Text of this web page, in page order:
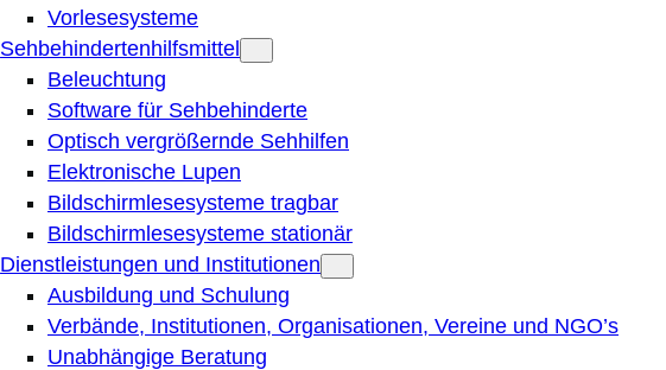
Vorlesesysteme
Sehbehindertenhilfsmittel
Beleuchtung
Software für Sehbehinderte
Optisch vergrößernde Sehhilfen
Elektronische Lupen
Bildschirmlesesysteme tragbar
Bildschirmlesesysteme stationär
Dienstleistungen und Institutionen
Ausbildung und Schulung
Verbände, Institutionen, Organisationen, Vereine und NGO’s
Unabhängige Beratung